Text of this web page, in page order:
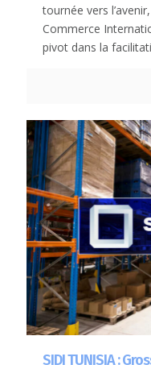
tournée vers
Commerce
pivot dans la
SIDI TUNISIA :